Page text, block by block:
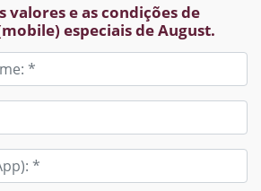
valores e as condições de
especiais de August.